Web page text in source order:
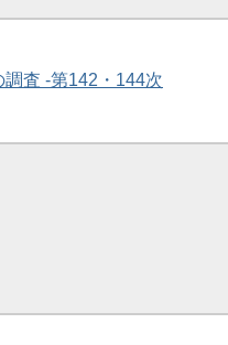
査 -第142・144次